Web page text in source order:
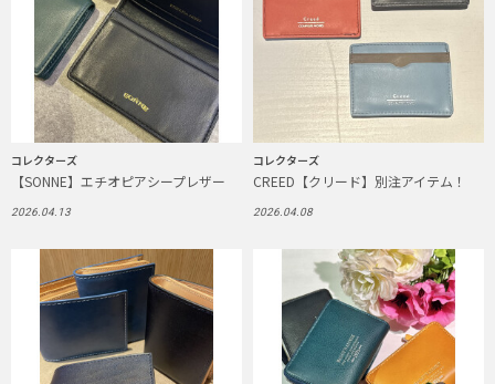
コレクターズ
【SONNE】エチオピアシープレザー
2026.04.13
コレクターズ
CREED【クリード】別注アイテム！
2026.04.08